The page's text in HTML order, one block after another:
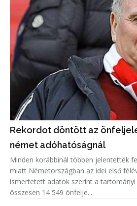
Rekordot döntött az
német adóhatóságnál
Minden korábbinál többen jelentették
miatt Németországban az idei első félévben. A
ismertetett adatok szerint a
összesen 14 549 önfelje...